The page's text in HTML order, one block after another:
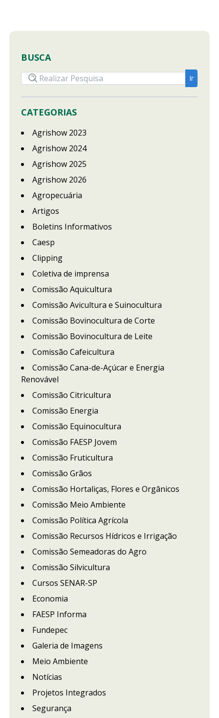
BUSCA
CATEGORIAS
Agrishow 2023
Agrishow 2024
Agrishow 2025
Agrishow 2026
Agropecuária
Artigos
Boletins Informativos
Caesp
Clipping
Coletiva de imprensa
Comissão Aquicultura
Comissão Avicultura e Suinocultura
Comissão Bovinocultura de Corte
Comissão Bovinocultura de Leite
Comissão Cafeicultura
Comissão Cana-de-Açúcar e Energia
Renovável
Comissão Citricultura
Comissão Energia
Comissão Equinocultura
Comissão FAESP Jovem
Comissão Fruticultura
Comissão Grãos
Comissão Hortaliças, Flores e Orgânicos
Comissão Meio Ambiente
Comissão Política Agrícola
Comissão Recursos Hídricos e Irrigação
Comissão Semeadoras do Agro
Comissão Silvicultura
Cursos SENAR-SP
Economia
FAESP Informa
Fundepec
Galeria de Imagens
Meio Ambiente
Notícias
Projetos Integrados
Segurança